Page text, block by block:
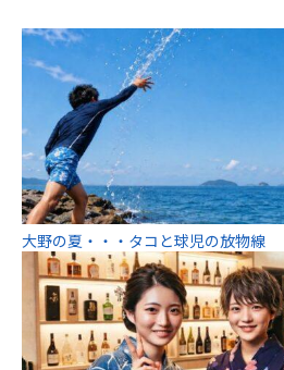
大野の夏・・・タコと球児の放物線